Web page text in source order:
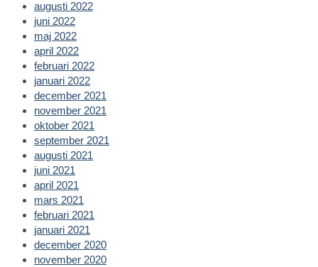
augusti 2022
juni 2022
maj 2022
april 2022
februari 2022
januari 2022
december 2021
november 2021
oktober 2021
september 2021
augusti 2021
juni 2021
april 2021
mars 2021
februari 2021
januari 2021
december 2020
november 2020